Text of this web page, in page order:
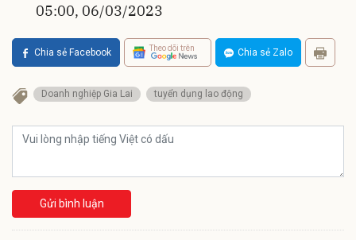
05:00, 06/03/2023
Chia sẻ Facebook Theo dõi trên Chia sẻ Zalo
Doanh nghiệp Gia Lai tuyển dụng lao động
Gửi bình luận